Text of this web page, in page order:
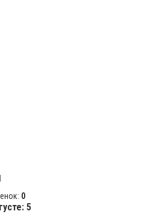
0
5